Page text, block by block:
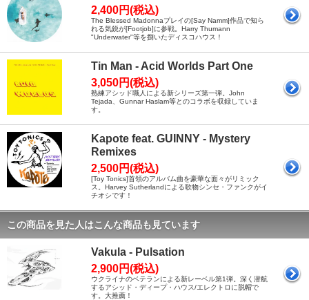
2,400円(税込)
The Blessed Madonnaプレイの[Say Namm]作品で知ら
れる気鋭が[Footjob]に参戦。Harry Thumann
"Underwater"等を捌いたディスコハウス！
Tin Man - Acid Worlds Part One
3,050円(税込)
熟練アシッド職人による新シリーズ第一弾。John
Tejada、Gunnar Haslam等とのコラボを収録していま
す。
Kapote feat. GUINNY - Mystery
Remixes
2,500円(税込)
[Toy Tonics]首領のアルバム曲を豪華な面々がリミック
ス。Harvey Sutherlandによる歌物シンセ・ファンクがイ
チオシです！
この商品を見た人はこんな商品も見ています
Vakula - Pulsation
2,900円(税込)
ウクライナのベテランによる新レーベル第1弾。深く潜航
するアシッド・ディープ・ハウス/エレクトロに脱帽で
す。大推薦！